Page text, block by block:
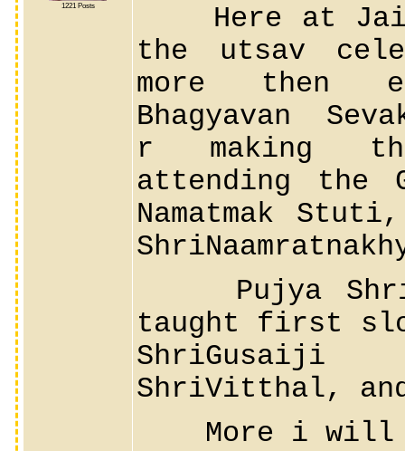
1221 Posts
Here at Jai
the utsav
more then
Bhagyavan
r making
attending the
Namatmak
Pujya
taught first
ShriVitthal,
More i will